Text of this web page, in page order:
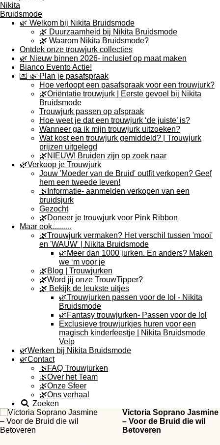
🌿 Welkom bij Nikita Bruidsmode
🌿 Duurzaamheid bij Nikita Bruidsmode
🌿 Waarom Nikita Bruidsmode?
Ontdek onze trouwjurk collecties
🌿 Nieuw binnen 2026- inclusief op maat maken
Bianco Evento Actie!
💌 🌿 Plan je pasafspraak
Hoe verloopt een pasafspraak voor een trouwjurk?
🌿Oriëntatie trouwjurk | Eerste gevoel bij Nikita
Bruidsmode
Trouwjurk passen op afspraak
Hoe weet je dat een trouwjurk ‘de juiste’ is?
Wanneer ga ik mijn trouwjurk uitzoeken?
Wat kost een trouwjurk gemiddeld? | Trouwjurk
prijzen uitgelegd
🌿NIEUW! Bruiden zijn op zoek naar
🌿Verkoop je Trouwjurk
Jouw 'Moeder van de Bruid' outfit verkopen? Geef
hem een tweede leven!
🌿Informatie- aanmelden verkopen van een
bruidsjurk
Gezocht
🌿Doneer je trouwjurk voor Pink Ribbon
Maar ook..........
🌿Trouwjurk vermaken? Het verschil tussen 'mooi'
en 'WAUW' | Nikita Bruidsmode
🌿Meer dan 1000 jurken. En anders? Maken
we ‘m voor je
🌿Blog | Trouwjurken
🌿Word jij onze TrouwTipper?
🌿 Bekijk de leukste uitjes
🌿Trouwjurken passen voor de lol - Nikita
Bruidsmode
🌿Fantasy trouwjurken- Passen voor de lol
Exclusieve trouwjurkjes huren voor een
magisch kinderfeestje | Nikita Bruidsmode
Velp
🌿Werken bij Nikita Bruidsmode
🌿Contact
🌿FAQ Trouwjurken
🌿Over het Team
🌿Onze Sfeer
🌿Ons verhaal
Zoeken
Victoria Soprano Jasmine
– Voor de Bruid die wil
Betoveren